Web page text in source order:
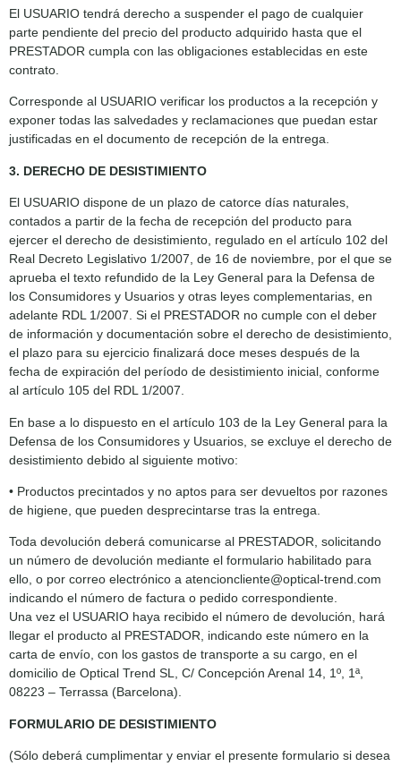
El USUARIO tendrá derecho a suspender el pago de cualquier
parte pendiente del precio del producto adquirido hasta que el
PRESTADOR cumpla con las obligaciones establecidas en este
contrato.
Corresponde al USUARIO verificar los productos a la recepción y
exponer todas las salvedades y reclamaciones que puedan estar
justificadas en el documento de recepción de la entrega.
3. DERECHO DE DESISTIMIENTO
El USUARIO dispone de un plazo de catorce días naturales,
contados a partir de la fecha de recepción del producto para
ejercer el derecho de desistimiento, regulado en el artículo 102 del
Real Decreto Legislativo 1/2007, de 16 de noviembre, por el que se
aprueba el texto refundido de la Ley General para la Defensa de
los Consumidores y Usuarios y otras leyes complementarias, en
adelante RDL 1/2007. Si el PRESTADOR no cumple con el deber
de información y documentación sobre el derecho de desistimiento,
el plazo para su ejercicio finalizará doce meses después de la
fecha de expiración del período de desistimiento inicial, conforme
al artículo 105 del RDL 1/2007.
En base a lo dispuesto en el artículo 103 de la Ley General para la
Defensa de los Consumidores y Usuarios, se excluye el derecho de
desistimiento debido al siguiente motivo:
• Productos precintados y no aptos para ser devueltos por razones
de higiene, que pueden desprecintarse tras la entrega.
Toda devolución deberá comunicarse al PRESTADOR, solicitando
un número de devolución mediante el formulario habilitado para
ello, o por correo electrónico a atencioncliente@optical-trend.com
indicando el número de factura o pedido correspondiente.
Una vez el USUARIO haya recibido el número de devolución, hará
llegar el producto al PRESTADOR, indicando este número en la
carta de envío, con los gastos de transporte a su cargo, en el
domicilio de Optical Trend SL, C/ Concepción Arenal 14, 1º, 1ª,
08223 – Terrassa (Barcelona).
FORMULARIO DE DESISTIMIENTO
(Sólo deberá cumplimentar y enviar el presente formulario si desea